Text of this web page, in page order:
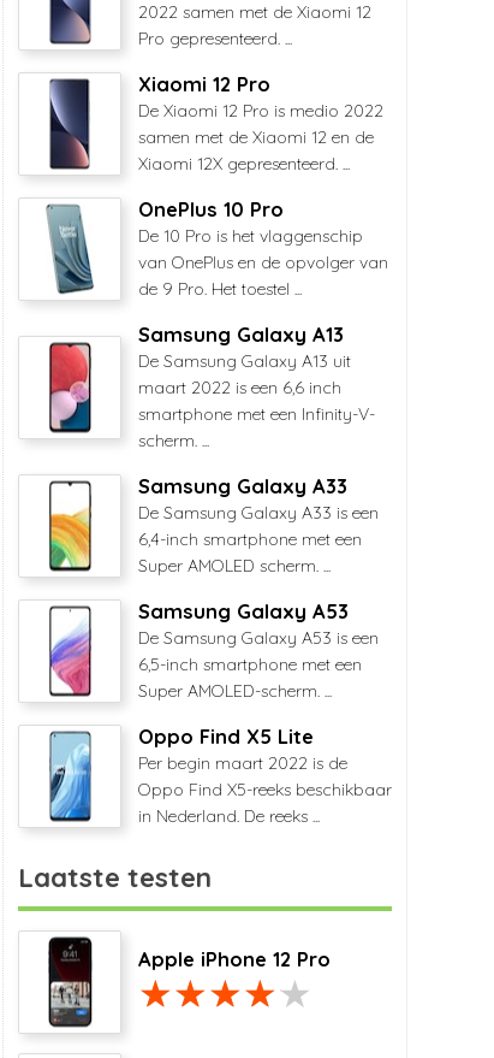
2022 samen met de Xiaomi 12
Pro gepresenteerd. ...
Xiaomi 12 Pro
De Xiaomi 12 Pro is medio 2022
samen met de Xiaomi 12 en de
Xiaomi 12X gepresenteerd. ...
OnePlus 10 Pro
De 10 Pro is het vlaggenschip
van OnePlus en de opvolger van
de 9 Pro. Het toestel ...
Samsung Galaxy A13
De Samsung Galaxy A13 uit
maart 2022 is een 6,6 inch
smartphone met een Infinity-V-
scherm. ...
Samsung Galaxy A33
De Samsung Galaxy A33 is een
6,4-inch smartphone met een
Super AMOLED scherm. ...
Samsung Galaxy A53
De Samsung Galaxy A53 is een
6,5-inch smartphone met een
Super AMOLED-scherm. ...
Oppo Find X5 Lite
Per begin maart 2022 is de
Oppo Find X5-reeks beschikbaar
in Nederland. De reeks ...
Laatste testen
Apple iPhone 12 Pro